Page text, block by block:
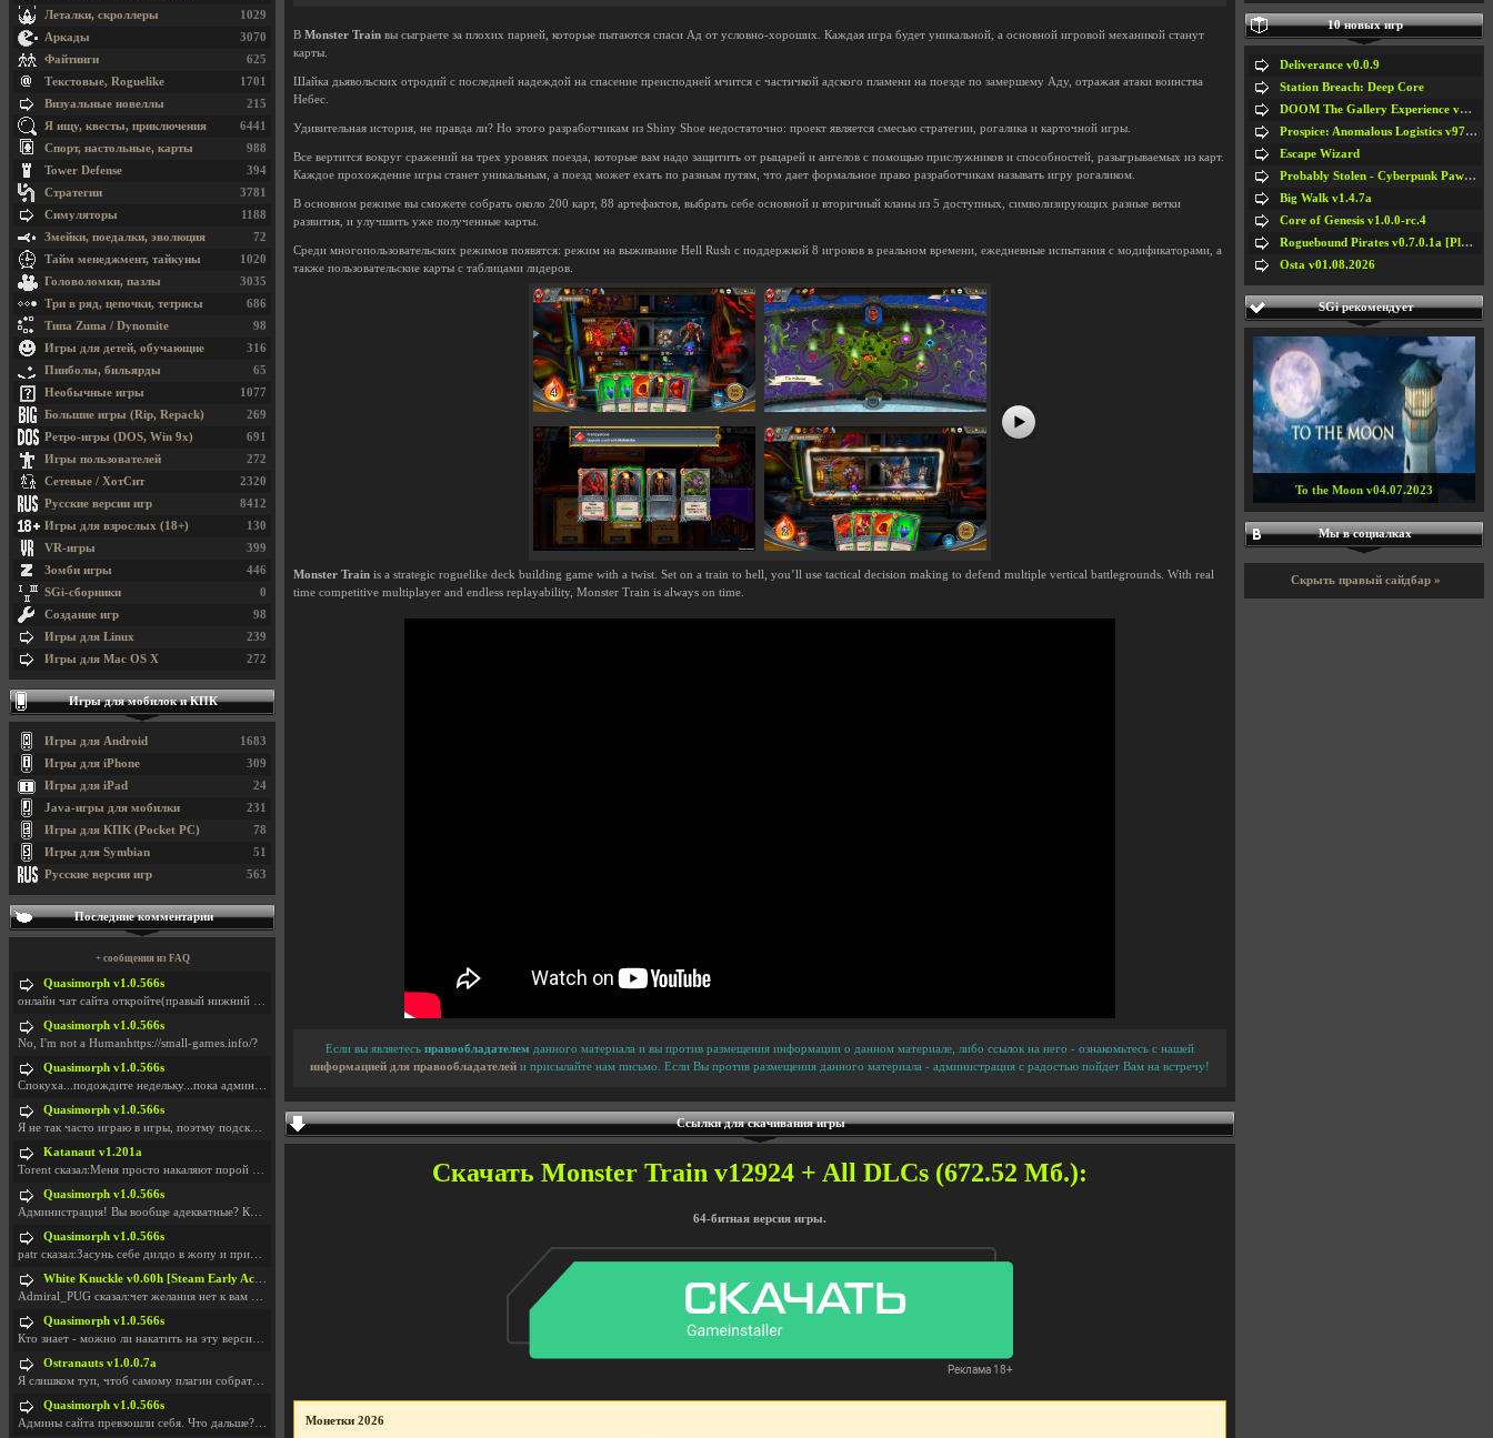
В Monster Train вы сыграете за плохих парней, которые пытаются спаси Ад от условно-хороших. Каждая игра будет уникальной, а основной игровой механикой станут
карты.
Шайка дьявольских отродий с последней надеждой на спасение преисподней мчится с частичкой адского пламени на поезде по замершему Аду, отражая атаки воинства
Небес.
Удивительная история, не правда ли? Но этого разработчикам из Shiny Shoe недостаточно: проект является смесью стратегии, рогалика и карточной игры.
Все вертится вокруг сражений на трех уровнях поезда, которые вам надо защитить от рыцарей и ангелов с помощью прислужников и способностей, разыгрываемых из карт.
Каждое прохождение игры станет уникальным, а поезд может ехать по разным путям, что дает формальное право разработчикам называть игру рогаликом.
В основном режиме вы сможете собрать около 200 карт, 88 артефактов, выбрать себе основной и вторичный кланы из 5 доступных, символизирующих разные ветки
развития, и улучшить уже полученные карты.
Среди многопользовательских режимов появятся: режим на выживание Hell Rush с поддержкой 8 игроков в реальном времени, ежедневные испытания с модификаторами, а
также пользовательские карты с таблицами лидеров.
#6
#8
Monster Train is a strategic roguelike deck building game with a twist. Set on a train to hell, you’ll use tactical decision making to defend multiple vertical battlegrounds. With real
time competitive multiplayer and endless replayability, Monster Train is always on time.
Если вы являетесь правообладателем данного материала и вы против размещения информации о данном материале, либо ссылок на него - ознакомьтесь с нашей
информацией для правообладателей и присылайте нам письмо. Если Вы против размещения данного материала - администрация с радостью пойдет Вам на встречу!
Ссылки для скачивания игры
Скачать Monster Train v12924 + All DLCs (672.52 Мб.):
64-битная версия игры.
Монетки 2026
1029
Леталки, скроллеры
3070
Аркады
625
Файтинги
1701
Текстовые, Roguelike
215
Визуальные новеллы
6441
Я ищу, квесты, приключения
988
Спорт, настольные, карты
394
Tower Defense
3781
Стратегии
1188
Симуляторы
72
Змейки, поедалки, эволюция
1020
Тайм менеджмент, тайкуны
3035
Головоломки, пазлы
686
Три в ряд, цепочки, тетрисы
98
Типа Zuma / Dynomite
316
Игры для детей, обучающие
65
Пинболы, бильярды
1077
Необычные игры
269
Большие игры (Rip, Repack)
691
Ретро-игры (DOS, Win 9x)
272
Игры пользователей
2320
Сетевые / ХотСит
8412
Русские версии игр
130
Игры для взрослых (18+)
399
VR-игры
446
Зомби игры
0
SGi-сборники
98
Создание игр
239
Игры для Linux
272
Игры для Mac OS X
Игры для мобилок и КПК
1683
Игры для Android
309
Игры для iPhone
24
Игры для iPad
231
Java-игры для мобилки
78
Игры для КПК (Pocket PC)
51
Игры для Symbian
563
Русские версии игр
Последние комментарии
+ сообщения из FAQ
Quasimorph v1.0.566s
онлайн чат сайта откройте(правый нижний угол экран
Quasimorph v1.0.566s
No, I'm not a Humanhttps://small-games.info/?
Quasimorph v1.0.566s
Спокуха...подождите недельку...пока админов отпуст
Quasimorph v1.0.566s
Я не так часто играю в игры, поэтму подсказка про
Katanaut v1.201a
Torent сказал:Меня просто накаляют порой речи о то
Quasimorph v1.0.566s
Администрация! Вы вообще адекватные? Какие монетки
Quasimorph v1.0.566s
patr сказал:Засунь себе дилдо в жопу и пришли фотк
White Knuckle v0.60h [Steam Early Access]
Admiral_PUG сказал:чет желания нет к вам сюда захо
Quasimorph v1.0.566s
Кто знает - можно ли накатить на эту версию моды?
Ostranauts v1.0.0.7a
Я слишком туп, чтоб самому плагин собрать. И что-т
Quasimorph v1.0.566s
Админы сайта превзошли себя. Что дальше? Засунь се
10 новых игр
Deliverance v0.0.9
Station Breach: Deep Core
DOOM The Gallery Experience v1.4.2
Prospice: Anomalous Logistics v97 [Playtest]
Escape Wizard
Probably Stolen - Cyberpunk Pawnshop Simulator v048c [Playtest]
Big Walk v1.4.7a
Core of Genesis v1.0.0-rc.4
Roguebound Pirates v0.7.0.1a [Playtest]
Osta v01.08.2026
SGi рекомендует
To the Moon v04.07.2023
Мы в социалках
Скрыть правый сайдбар »